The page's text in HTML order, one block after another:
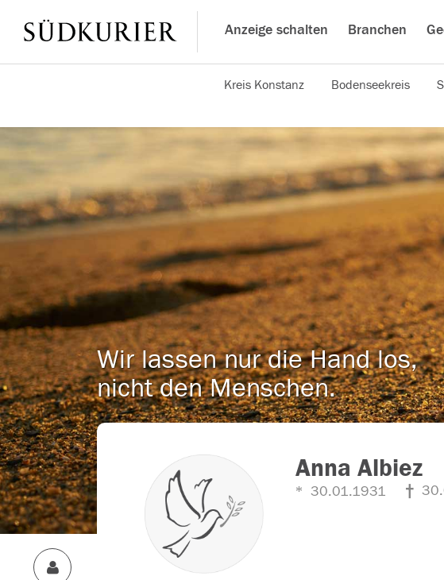
Anzeige schalten Branchen
Kreis Konstanz Bodenseekreis
Wir lassen nur die Hand los,
nicht den Menschen.
Anna Albiez
30.01.1931